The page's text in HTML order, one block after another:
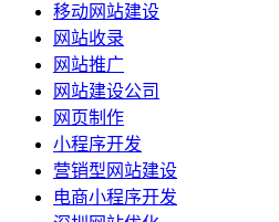
移动网站建设
网站收录
网站推广
网站建设公司
网页制作
小程序开发
营销型网站建设
电商小程序开发